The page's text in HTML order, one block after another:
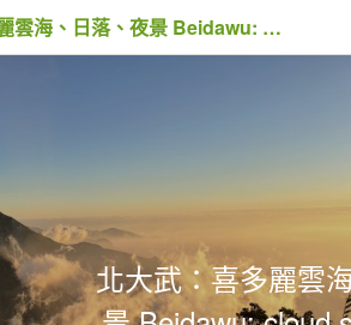
北大武：喜多麗雲海、日落、夜景 Beidawu: cloud sea, sunset, night
北大武：喜多麗雲